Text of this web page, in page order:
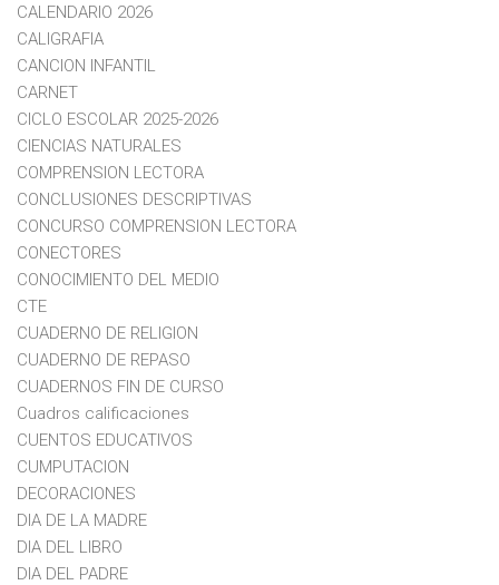
CALENDARIO 2026
CALIGRAFIA
CANCION INFANTIL
CARNET
CICLO ESCOLAR 2025-2026
CIENCIAS NATURALES
COMPRENSION LECTORA
CONCLUSIONES DESCRIPTIVAS
CONCURSO COMPRENSION LECTORA
CONECTORES
CONOCIMIENTO DEL MEDIO
CTE
CUADERNO DE RELIGION
CUADERNO DE REPASO
CUADERNOS FIN DE CURSO
Cuadros calificaciones
CUENTOS EDUCATIVOS
CUMPUTACION
DECORACIONES
DIA DE LA MADRE
DIA DEL LIBRO
DIA DEL PADRE